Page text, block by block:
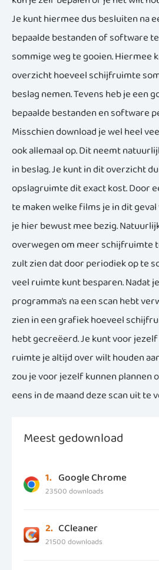
Je kunt hiermee dus besluiten na
bepaalde bestanden of software
sommige weg te gooien. Hiermee
overzicht hoeveel schijfruimte
beslag nemen. Tevens heb je een
bepaalde bestanden en software
Misschien download je wel heel
ook allemaal op. Dit neemt
in beslag. Je kunt in dit overzicht
opslagruimte dit exact kost. Door
te maken welke films je in dit
je hier bewust mee bezig.
overwegen om meer schijfruimte
zult zien dat door periodiek op te
veel ruimte kunt besparen. Nadat
programma’s na een scan hebt
zien in een grafiek hoeveel
hebt gecreëerd. Je kunt voor
ruimte je altijd over wilt houden
zou je voor jezelf kunnen plannen
eens in de maand deze scan uit te
Meest gedownload
1. Google Chrome
23500 downloads
2. CCleaner
21500 downloads